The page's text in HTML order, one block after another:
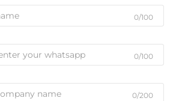
0/100
0/100
0/200